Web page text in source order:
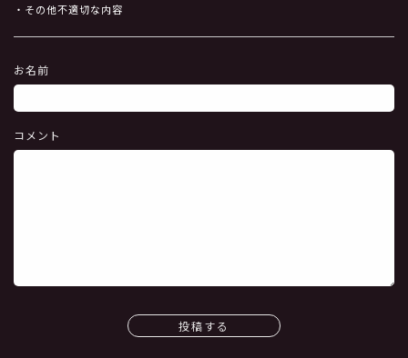
・その他不適切な内容
お名前
コメント
投稿する